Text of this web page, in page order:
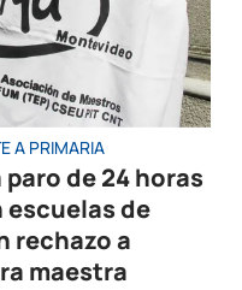
A PRIMARIA
de 24 horas
escuelas de
rechazo a
maestra